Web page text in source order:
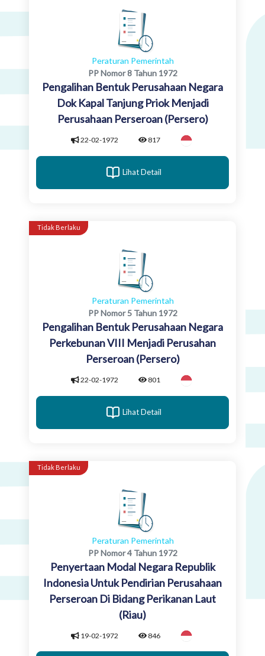
Peraturan Pemerintah
PP Nomor 8 Tahun 1972
Pengalihan Bentuk Perusahaan Negara
Dok Kapal Tanjung Priok Menjadi
Perusahaan Perseroan (Persero)
22-02-1972 817
Lihat Detail
Tidak Berlaku
Peraturan Pemerintah
PP Nomor 5 Tahun 1972
Pengalihan Bentuk Perusahaan Negara
Perkebunan VIII Menjadi Perusahan
Perseroan (Persero)
22-02-1972 801
Lihat Detail
Tidak Berlaku
Peraturan Pemerintah
PP Nomor 4 Tahun 1972
Penyertaan Modal Negara Republik
Indonesia Untuk Pendirian Perusahaan
Perseroan Di Bidang Perikanan Laut
(Riau)
19-02-1972 846